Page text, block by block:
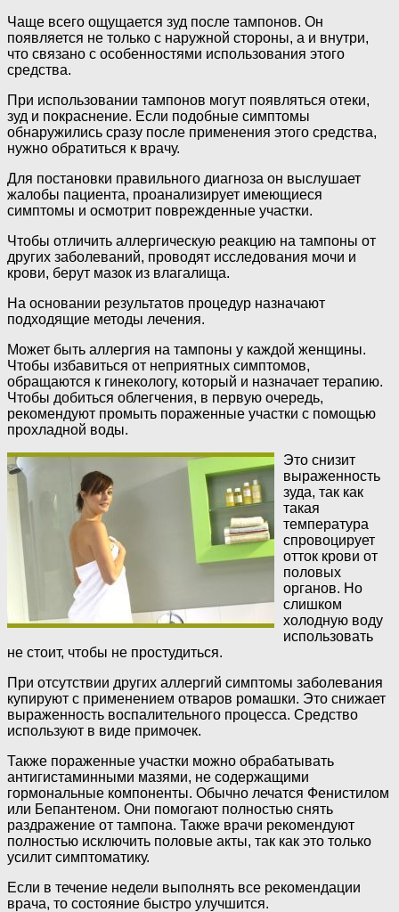
Чаще всего ощущается зуд после тампонов. Он
появляется не только с наружной стороны, а и внутри,
что связано с особенностями использования этого
средства.
При использовании тампонов могут появляться отеки,
зуд и покраснение. Если подобные симптомы
обнаружились сразу после применения этого средства,
нужно обратиться к врачу.
Для постановки правильного диагноза он выслушает
жалобы пациента, проанализирует имеющиеся
симптомы и осмотрит поврежденные участки.
Чтобы отличить аллергическую реакцию на тампоны от
других заболеваний, проводят исследования мочи и
крови, берут мазок из влагалища.
На основании результатов процедур назначают
подходящие методы лечения.
Может быть аллергия на тампоны у каждой женщины.
Чтобы избавиться от неприятных симптомов,
обращаются к гинекологу, который и назначает терапию.
Чтобы добиться облегчения, в первую очередь,
рекомендуют промыть пораженные участки с помощью
прохладной воды.
Это снизит
выраженность
зуда, так как
такая
температура
спровоцирует
отток крови от
половых
органов. Но
слишком
холодную воду
использовать
не стоит, чтобы не простудиться.
При отсутствии других аллергий симптомы заболевания
купируют с применением отваров ромашки. Это снижает
выраженность воспалительного процесса. Средство
используют в виде примочек.
Также пораженные участки можно обрабатывать
антигистаминными мазями, не содержащими
гормональные компоненты. Обычно лечатся Фенистилом
или Бепантеном. Они помогают полностью снять
раздражение от тампона. Также врачи рекомендуют
полностью исключить половые акты, так как это только
усилит симптоматику.
Если в течение недели выполнять все рекомендации
врача, то состояние быстро улучшится.